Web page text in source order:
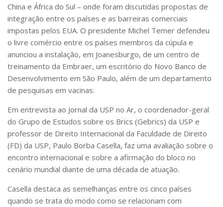
I Jornada do BRICS na USP
II Jornada do BRICS na USP
III Jornada do BRICS na USP
IV Jornada do BRICS na USP
V Jornada do BRICS na USP
VI Jornada do BRICS na USP
VIII Jornada do BRICS na USP
IX Jornada do BRICS na USP
Processo Seletivo
Contato
China e África do Sul – onde foram discutidas propostas de
integração entre os países e as barreiras comerciais
impostas pelos EUA. O presidente Michel Temer defendeu
o livre comércio entre os países membros da cúpula e
anunciou a instalação, em Joanesburgo, de um centro de
treinamento da Embraer, um escritório do Novo Banco de
Desenvolvimento em São Paulo, além de um departamento
de pesquisas em vacinas.
Em entrevista ao Jornal da USP no Ar, o coordenador-geral
do Grupo de Estudos sobre os Brics (Gebrics) da USP e
professor de Direito Internacional da Faculdade de Direito
(FD) da USP, Paulo Borba Casella, faz uma avaliação sobre o
encontro internacional e sobre a afirmação do bloco no
cenário mundial diante de uma década de atuação.
Casella destaca as semelhanças entre os cinco países
quando se trata do modo como se relacionam com